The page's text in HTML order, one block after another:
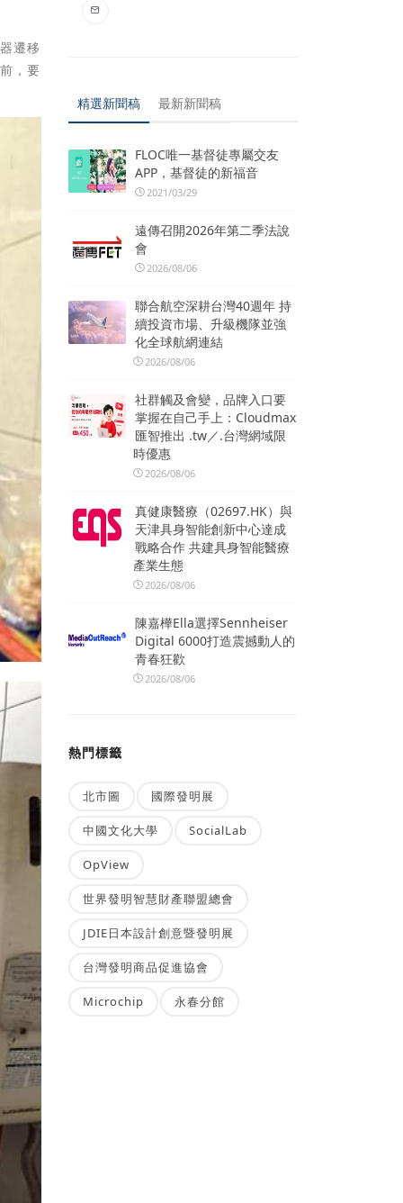
遷移
，要
精選新聞稿 最新新聞稿
FLOC唯一基督徒專屬交友
APP，基督徒的新福音
2021/03/29
遠傳召開2026年第二季法說
會
2026/08/06
聯合航空深耕台灣40週年 持
續投資市場、升級機隊並強
化全球航網連結
2026/08/06
社群觸及會變，品牌入口要
掌握在自己手上：Cloudmax
匯智推出 .tw／.台灣網域限
時優惠
2026/08/06
真健康醫療（02697.HK）與
天津具身智能創新中心達成
戰略合作 共建具身智能醫療
產業生態
2026/08/06
陳嘉樺Ella選擇Sennheiser
Digital 6000打造震撼動人的
青春狂歡
2026/08/06
熱門標籤
北市圖 國際發明展
中國文化大學 SocialLab
OpView
世界發明智慧財產聯盟總會
JDIE日本設計創意暨發明展
台灣發明商品促進協會
Microchip 永春分館